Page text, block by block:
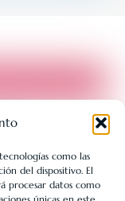
como las
del dispositivo. El
procesar datos como
ha sido beneficiaria
de la